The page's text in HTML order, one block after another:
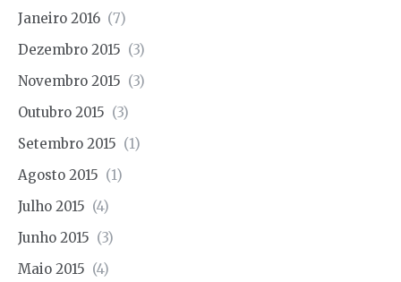
Janeiro 2016 (7)
Dezembro 2015 (3)
Novembro 2015 (3)
Outubro 2015 (3)
Setembro 2015 (1)
Agosto 2015 (1)
Julho 2015 (4)
Junho 2015 (3)
Maio 2015 (4)